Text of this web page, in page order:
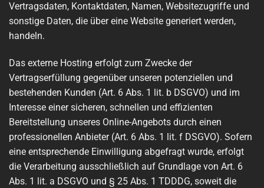
Vertragsdaten, Kontaktdaten, Namen, Websitezugriffe und
sonstige Daten, die über eine Website generiert werden,
handeln.
Das externe Hosting erfolgt zum Zwecke der
Vertragserfüllung gegenüber unseren potenziellen und
bestehenden Kunden (Art. 6 Abs. 1 lit. b DSGVO) und im
Interesse einer sicheren, schnellen und effizienten
Bereitstellung unseres Online-Angebots durch einen
professionellen Anbieter (Art. 6 Abs. 1 lit. f DSGVO). Sofern
eine entsprechende Einwilligung abgefragt wurde, erfolgt
die Verarbeitung ausschließlich auf Grundlage von Art. 6
Abs. 1 lit. a DSGVO und § 25 Abs. 1 TDDDG, soweit die